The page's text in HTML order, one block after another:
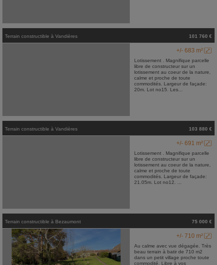
Terrain constructible à Vandières 101 760 €
+/- 683 m²
Lotissement . Magnifique parcelle
libre de constructeur sur un
lotissement au coeur de la nature,
calme et proche de toute
commodités. Largeur de façade:
20m. Lot no15. Les...
Terrain constructible à Vandières 103 880 €
+/- 691 m²
Lotissement . Magnifique parcelle
libre de constructeur sur un
lotissement au coeur de la nature,
calme et proche de toute
commodités. Largeur de façade:
21.05m. Lot no12. ...
Terrain constructible à Bezaumont 75 000 €
+/- 710 m²
Au calme avec vue dégagée. Très
beau terrain à batir de 710 m2
dans un petit village proche toute
commodité. Libre à vos